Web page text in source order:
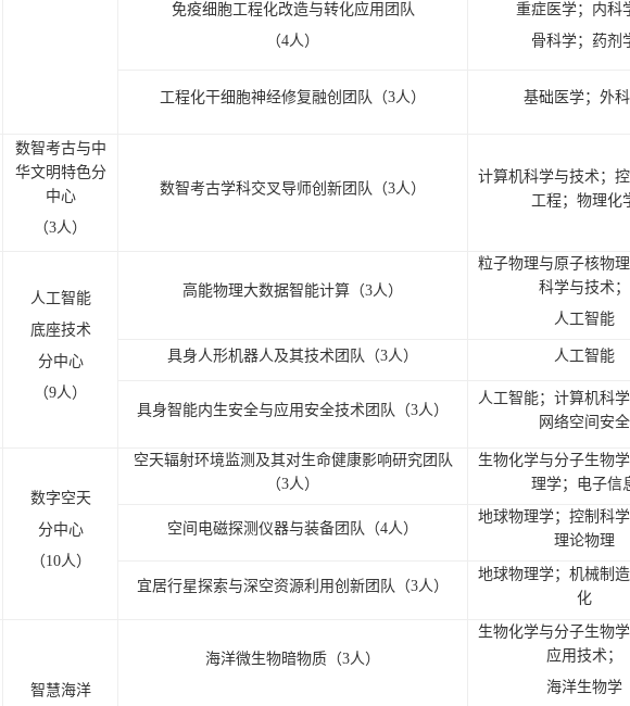
免疫细胞工程化改造与转化应用团队
（4人）
重症医学；内科
骨科学；药剂
工程化干细胞神经修复融创团队（3人） 基础医学；外
数智考古与中
华文明特色分
中心
（3人）
数智考古学科交叉导师创新团队（3人）
计算机科学与技术；
工程；物理化
人工智能
底座技术
分中心
（9人）
高能物理大数据智能计算（3人）
粒子物理与原子核物
科学与技术；
人工智能
具身人形机器人及其技术团队（3人）
人工智能
具身智能内生安全与应用安全技术团队（3人）
人工智能；计算机科学
网络空间安全
数字空天
分中心
（10人）
空天辐射环境监测及其对生命健康影响研究团队
（3人）
生物化学与分子生物
理学；电子信
空间电磁探测仪器与装备团队（4人）
地球物理学；控制科学
理论物理
宜居行星探索与深空资源利用创新团队（3人）
地球物理学；机械制
化
智慧海洋
海洋微生物暗物质（3人）
生物化学与分子生物
应用技术；
海洋生物学